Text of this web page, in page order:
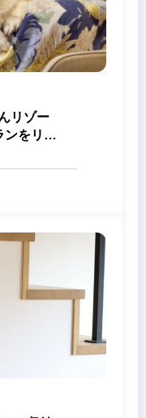
リゾー
ンをリニ